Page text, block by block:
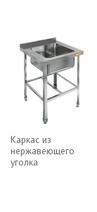
Каркас из
нержавеющего
уголка